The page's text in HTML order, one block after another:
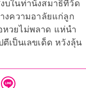
บในท่านั่งสมาธิที่วัด
งความอาลัยแก่ลูก
วยไม่พลาด แห่นำ
เป็นเลขเด็ด หวังลุ้น